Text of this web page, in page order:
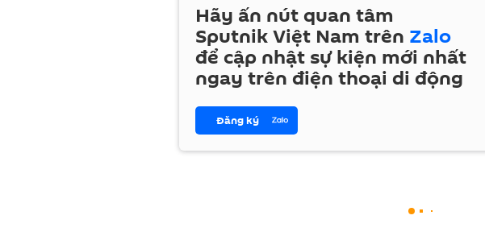
Hãy ấn nút quan tâm
Sputnik Việt Nam trên Zalo
để cập nhật sự kiện mới nhất
ngay trên điện thoại di động
Đăng ký